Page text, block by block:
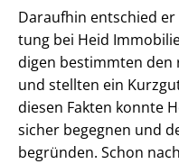
Daraufhin entschied
tung bei Heid
di­gen bestimmten den
und stellten ein
diesen Fakten konnte
sicher begegnen und
begründen. Schon